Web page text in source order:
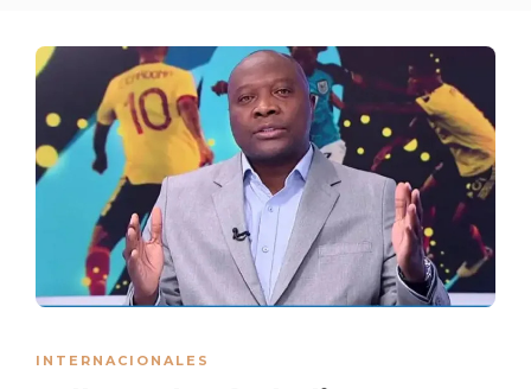
INTERNACIONALES